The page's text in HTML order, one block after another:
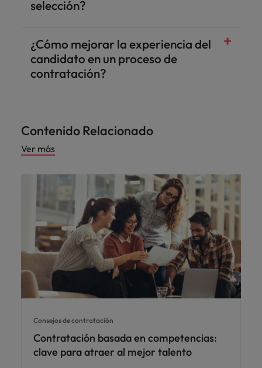
selección?
¿Cómo mejorar la experiencia del
candidato en un proceso de
contratación?
Contenido Relacionado
Ver más
Consejos de contratación
Contratación basada en competencias:
clave para atraer al mejor talento